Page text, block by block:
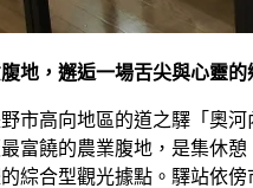
地，邂逅一場舌尖與心靈的
市高向地區的道之驛「奧河
富饒的農業腹地，是集休憩
綜合型觀光據點。驛站依傍